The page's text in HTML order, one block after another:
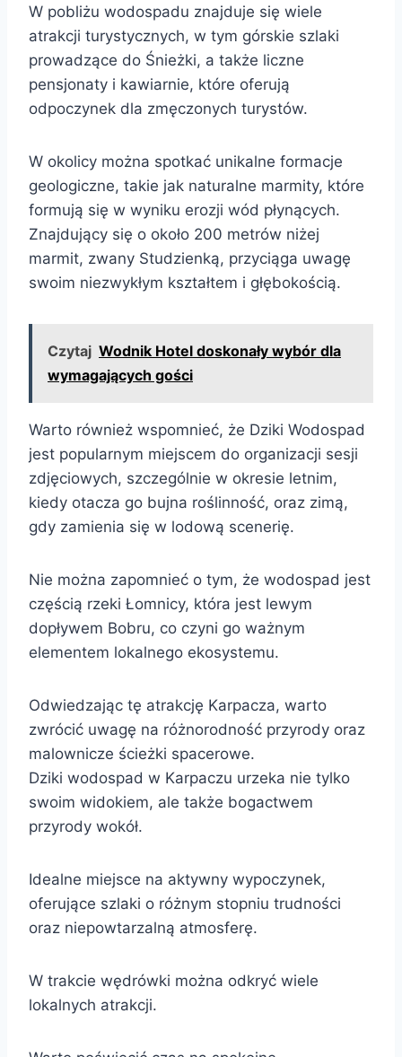
W pobliżu wodospadu znajduje się wiele
atrakcji turystycznych, w tym górskie szlaki
prowadzące do Śnieżki, a także liczne
pensjonaty i kawiarnie, które oferują
odpoczynek dla zmęczonych turystów.
W okolicy można spotkać unikalne formacje
geologiczne, takie jak naturalne marmity, które
formują się w wyniku erozji wód płynących.
Znajdujący się o około 200 metrów niżej
marmit, zwany Studzienką, przyciąga uwagę
swoim niezwykłym kształtem i głębokością.
Czytaj Wodnik Hotel doskonały wybór dla
wymagających gości
Warto również wspomnieć, że Dziki Wodospad
jest popularnym miejscem do organizacji sesji
zdjęciowych, szczególnie w okresie letnim,
kiedy otacza go bujna roślinność, oraz zimą,
gdy zamienia się w lodową scenerię.
Nie można zapomnieć o tym, że wodospad jest
częścią rzeki Łomnicy, która jest lewym
dopływem Bobru, co czyni go ważnym
elementem lokalnego ekosystemu.
Odwiedzając tę atrakcję Karpacza, warto
zwrócić uwagę na różnorodność przyrody oraz
malownicze ścieżki spacerowe.
Dziki wodospad w Karpaczu urzeka nie tylko
swoim widokiem, ale także bogactwem
przyrody wokół.
Idealne miejsce na aktywny wypoczynek,
oferujące szlaki o różnym stopniu trudności
oraz niepowtarzalną atmosferę.
W trakcie wędrówki można odkryć wiele
lokalnych atrakcji.